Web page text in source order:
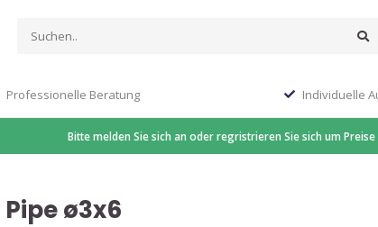
Professionelle Beratung Individuelle
Bitte melden Sie sich an oder regristrieren Sie sich um
ø3x6